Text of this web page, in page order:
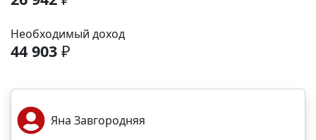
-12 минут. Выгодные условия покупки:
Беспроцентная рассрочка от застройщика;
Семейная, военная ,IT- ипотека; Материнский
нами прямо сейчас и мы подберем лучший вариант
именно для вас! N4771
Необходимый доход
44 903 ₽
Яна Завгородняя